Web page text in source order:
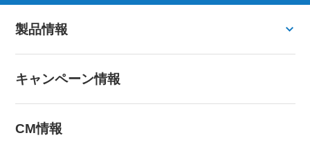
製品情報
キャンペーン情報
CM情報